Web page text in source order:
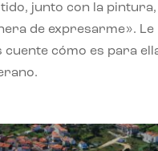
junto con la pintura,
de expresarme». Le
cuente cómo es para